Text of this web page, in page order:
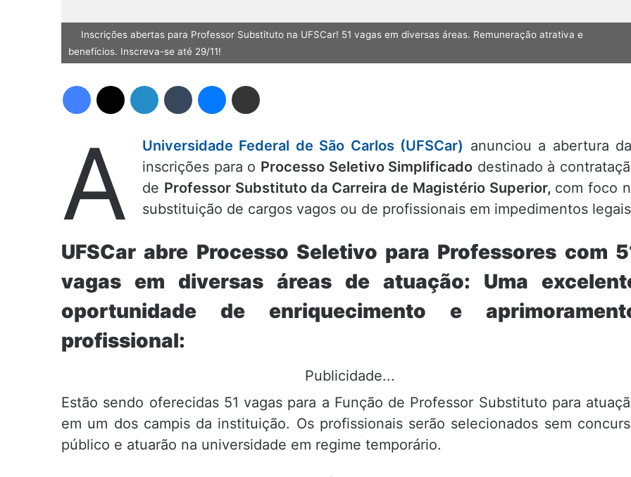
Inscrições abertas para Professor Substituto na UFSCar! 51 vagas em diversas áreas. Remuneração atrativa e
benefícios. Inscreva-se até 29/11!
A Universidade Federal de São Carlos (UFSCar) anunciou a abertura
inscrições para o Processo Seletivo Simplificado destinado à
de Professor Substituto da Carreira de Magistério Superior, com foco
substituição de cargos vagos ou de profissionais em impedimentos
UFSCar abre Processo Seletivo para Professores com
vagas em diversas áreas de atuação: Uma
oportunidade de enriquecimento e
profissional:
Publicidade...
Estão sendo oferecidas 51 vagas para a Função de Professor Substituto para
em um dos campis da instituição. Os profissionais serão selecionados sem
público e atuarão na universidade em regime temporário.